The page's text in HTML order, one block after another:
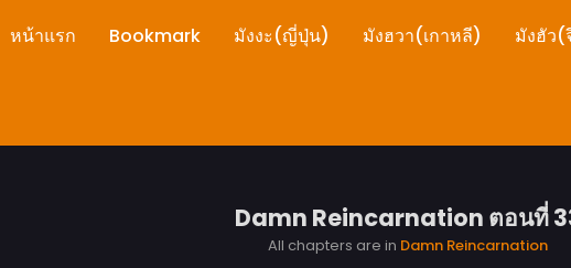
หน้าแรก Bookmark มังงะ(ญี่ปุ่น) มังฮวา(เกาหลี) มังฮัว(
Damn Reincarnation ตอนที่
All chapters are in Damn Reincarnation